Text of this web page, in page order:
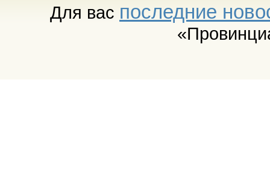
Для вас последние